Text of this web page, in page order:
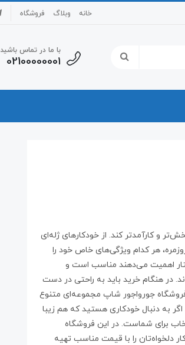
خانه وبلاگ فروشگاه
با ما در تماس باشید
0210000000۱
و کارآمدتر کند. از خودکارهای ژله‌ای
هر کدام ویژگی‌های خاص خود را
اهمیت می‌دهند مناسب است و
در هنگام خرید باید به راحتی در دست
جورواجور شاپ مجموعه‌ای متنوع
اگر به دنبال خودکاری هستید که هم زیبا
برای شماست. در این فروشگاه
دلخواه‌تان را با قیمت مناسب تهیه